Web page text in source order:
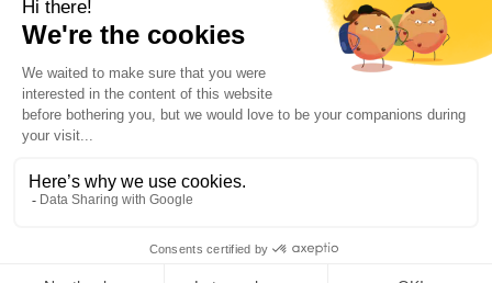
Horaires d'ouvertures
Lundi T.E.M. Vendredi :
De 08:00 à 12:00 et de 13:00 à 17:30
De 08:00 à 12:00